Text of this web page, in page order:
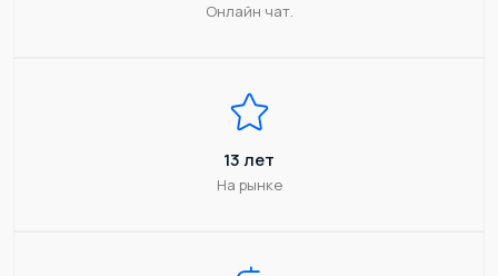
Онлайн чат.
13 лет
На рынке